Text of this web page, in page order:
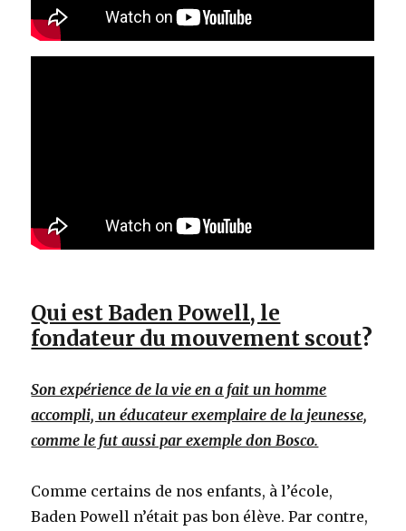
Qui est Baden Powell, le
fondateur du mouvement scout?
Son expérience de la vie en a fait un homme
accompli, un éducateur exemplaire de la jeunesse,
comme le fut aussi par exemple don Bosco.
Comme certains de nos enfants, à l’école,
Baden Powell n’était pas bon élève. Par contre,